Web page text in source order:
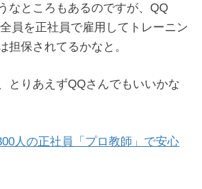
なところもあるのですが、QQ
員を正社員で雇用してトレーニン
担保されてるかなと。
とりあえずQQさんでもいいかな
人の正社員「プロ教師」で安心